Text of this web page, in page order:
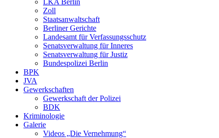
LKA Berlin
Zoll
Staatsanwaltschaft
Berliner Gerichte
Landesamt für Verfassungsschutz
Senatsverwaltung für Inneres
Senatsverwaltung für Justiz
Bundespolizei Berlin
BPK
JVA
Gewerkschaften
Gewerkschaft der Polizei
BDK
Kriminologie
Galerie
Videos „Die Vernehmung“